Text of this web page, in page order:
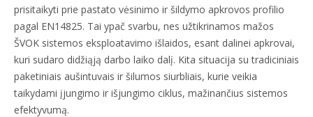
prisitaikyti prie pastato vėsinimo ir šildymo apkrovos profilio
pagal EN14825. Tai ypač svarbu, nes užtikrinamos mažos
ŠVOK sistemos eksploatavimo išlaidos, esant dalinei apkrovai,
kuri sudaro didžiąją darbo laiko dalį. Kita situacija su tradiciniais
paketiniais aušintuvais ir šilumos siurbliais, kurie veikia
taikydami įjungimo ir išjungimo ciklus, mažinančius sistemos
efektyvumą.